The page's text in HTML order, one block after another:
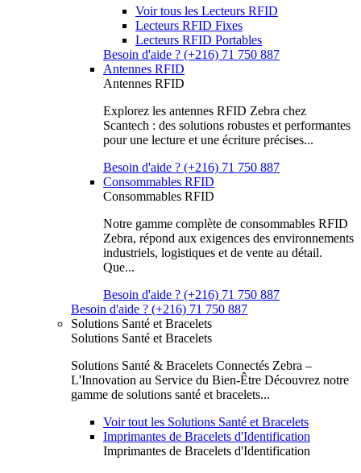
Voir tous les Lecteurs RFID
Lecteurs RFID Fixes
Lecteurs RFID Portables
Besoin d'aide ? (+216) 71 750 887
Antennes RFID
Antennes RFID
Explorez les antennes RFID Zebra chez
Scantech : des solutions robustes et performantes
pour une lecture et une écriture précises...
Besoin d'aide ? (+216) 71 750 887
Consommables RFID
Consommables RFID
Notre gamme complète de consommables RFID
Zebra, répond aux exigences des environnements
industriels, logistiques et de vente au détail.
Que...
Besoin d'aide ? (+216) 71 750 887
Besoin d'aide ? (+216) 71 750 887
Solutions Santé et Bracelets
Solutions Santé et Bracelets
Solutions Santé & Bracelets Connectés Zebra –
L'Innovation au Service du Bien-Être Découvrez notre
gamme de solutions santé et bracelets...
Voir tout les Solutions Santé et Bracelets
Imprimantes de Bracelets d'Identification
Imprimantes de Bracelets d'Identification